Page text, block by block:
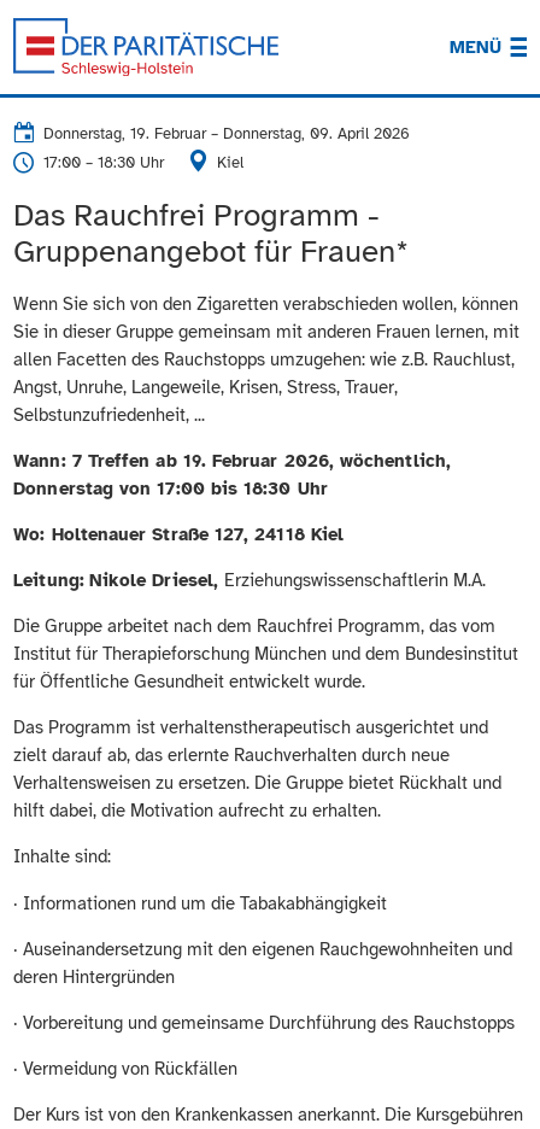
MENÜ
Donnerstag, 19. Februar– Donnerstag, 09. April 2026
17:00 – 18:30 Uhr
Kiel
Das Rauchfrei Programm -
Gruppenangebot für Frauen*
Wenn Sie sich von den Zigaretten verabschieden wollen, können
Sie in dieser Gruppe gemeinsam mit anderen Frauen lernen, mit
allen Facetten des Rauchstopps umzugehen: wie z.B. Rauchlust,
Angst, Unruhe, Langeweile, Krisen, Stress, Trauer,
Selbstunzufriedenheit, ...
Wann: 7 Treffen ab 19. Februar 2026, wöchentlich,
Donnerstag von 17:00 bis 18:30 Uhr
Wo: Holtenauer Straße 127, 24118 Kiel
Leitung: Nikole Driesel, Erziehungswissenschaftlerin M.A.
Die Gruppe arbeitet nach dem Rauchfrei Programm, das vom
Institut für Therapieforschung München und dem Bundesinstitut
für Öffentliche Gesundheit entwickelt wurde.
Das Programm ist verhaltenstherapeutisch ausgerichtet und
zielt darauf ab, das erlernte Rauchverhalten durch neue
Verhaltensweisen zu ersetzen. Die Gruppe bietet Rückhalt und
hilft dabei, die Motivation aufrecht zu erhalten.
Inhalte sind:
· Informationen rund um die Tabakabhängigkeit
· Auseinandersetzung mit den eigenen Rauchgewohnheiten und
deren Hintergründen
· Vorbereitung und gemeinsame Durchführung des Rauchstopps
· Vermeidung von Rückfällen
Der Kurs ist von den Krankenkassen anerkannt. Die Kursgebühren